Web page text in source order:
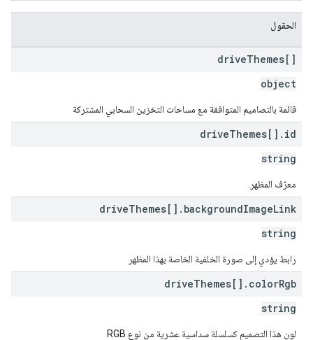
الحقول
driveThemes[]
object
قائمة بالتصاميم المتوافقة مع مساحات التخزين السحابي المشتركة
driveThemes[] . id
string
معرّف المظهر.
driveThemes[] . backgroundImageLink
string
رابط يؤدي إلى صورة الخلفية الخاصة بهذا المظهر
driveThemes[] . colorRgb
string
لون هذا التصميم كسلسلة سداسية عشرية من نوع RGB